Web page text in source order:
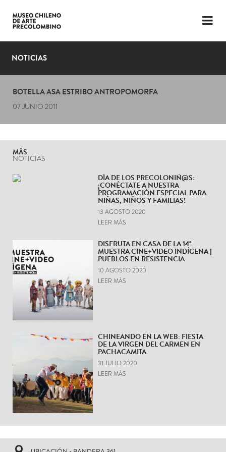
LENGUAJE
PLANIFICA TU VISITA
EXPOSICIONES
EL MUSEO
NOTICIAS
NOTICIAS
BOTELLA ASA ESTRIBO ANTROPOMORFA
07 JUNIO 2011
MÁS
NOTICIAS
DÍA DE LOS PRECOLONIÑ@S:
¡CONÉCTATE A NUESTRA
PROGRAMACIÓN ESPECIAL PARA
NIÑAS, NIÑOS Y FAMILIAS!
13 AGOSTO 2020
LEER MÁS
DISFRUTA EN CASA DE LA 14°
MUESTRA CINE+VIDEO INDÍGENA |
PUEBLOS EN RESISTENCIA
10 AGOSTO 2020
LEER MÁS
CHINEANDO EN LA WEB: FIESTA
DE LA VIRGEN DEL CARMEN EN
PACHACAMITA
31 JULIO 2020
LEER MÁS